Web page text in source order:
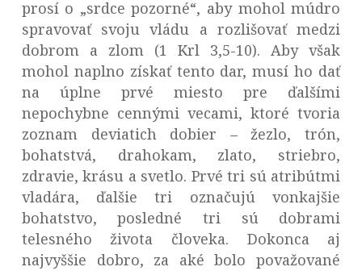
prosí o „srdce pozorné“, aby mohol múdro
spravovať svoju vládu a rozlišovať medzi
dobrom a zlom (1 Krl 3,5-10). Aby však
mohol naplno získať tento dar, musí ho dať
na úplne prvé miesto pre ďalšími
nepochybne cennými vecami, ktoré tvoria
zoznam deviatich dobier – žezlo, trón,
bohatstvá, drahokam, zlato, striebro,
zdravie, krásu a svetlo. Prvé tri sú atribútmi
vladára, ďalšie tri označujú vonkajšie
bohatstvo, posledné tri sú dobrami
telesného života človeka. Dokonca aj
najvyššie dobro, za aké bolo považované